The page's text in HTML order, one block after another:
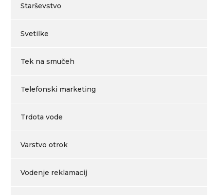
Starševstvo
Svetilke
Tek na smučeh
Telefonski marketing
Trdota vode
Varstvo otrok
Vodenje reklamacij